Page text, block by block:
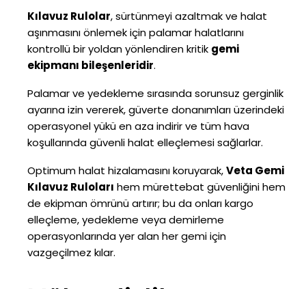
Kılavuz Rulolar, sürtünmeyi azaltmak ve halat
aşınmasını önlemek için palamar halatlarını
kontrollü bir yoldan yönlendiren kritik gemi
ekipmanı bileşenleridir.
Palamar ve yedekleme sırasında sorunsuz gerginlik
ayarına izin vererek, güverte donanımları üzerindeki
operasyonel yükü en aza indirir ve tüm hava
koşullarında güvenli halat elleçlemesi sağlarlar.
Optimum halat hizalamasını koruyarak,Veta Gemi
Kılavuz Ruloları hem mürettebat güvenliğini hem
de ekipman ömrünü artırır; bu da onları kargo
elleçleme, yedekleme veya demirleme
operasyonlarında yer alan her gemi için
vazgeçilmez kılar.